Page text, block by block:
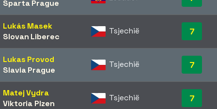
Sparta Prague
Lukás Masek
Slovan Liberec
Tsjechië 7
Lukas Provod
Slavia Prague
Tsjechië 7
Matej Vydra
Viktoria Plzen
Tsjechië 7